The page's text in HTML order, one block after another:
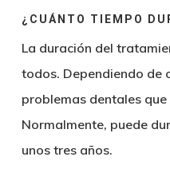
¿CUÁNTO TIEMPO
La duración del
todos. Dependiendo de
problemas dentales
Normalmente, puede
unos tres años.